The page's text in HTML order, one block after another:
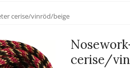
cerise/vinröd/beige
cerise/